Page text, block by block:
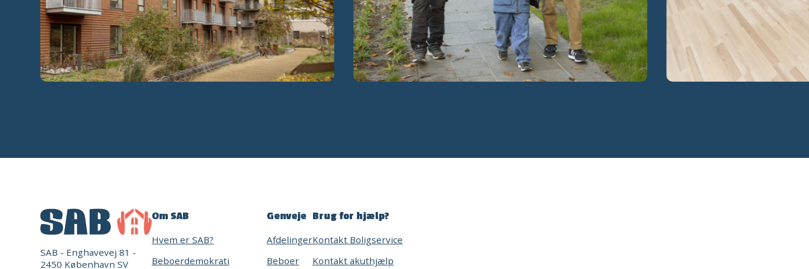
SAB - Enghavevej 81 -
2450 København SV
Om SAB
Hvem er SAB?
Beboerdemokrati
Genveje
Afdelinger
Beboer
Brug for hjælp?
Kontakt Boligservice
Kontakt akuthjælp